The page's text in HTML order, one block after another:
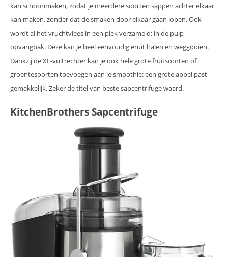
kan schoonmaken, zodat je meerdere soorten sappen achter elkaar
kan maken, zonder dat de smaken door elkaar gaan lopen. Ook
wordt al het vruchtvlees in een plek verzameld: in de pulp
opvangbak. Deze kan je heel eenvoudig eruit halen en weggooien.
Dankzij de XL-vultrechter kan je ook hele grote fruitsoorten of
groentesoorten toevoegen aan je smoothie: een grote appel past
gemakkelijk. Zeker de titel van beste sapcentrifuge waard.
KitchenBrothers Sapcentrifuge